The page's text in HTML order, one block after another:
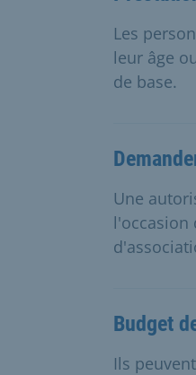
Les
leur âge
de base.
Une
l'occasion
Budget
Ils